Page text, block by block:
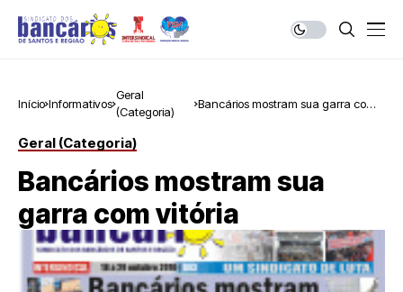
Início Informativos
Geral
(Categoria)
Bancários mostram sua garra com
Geral (Categoria)
Bancários mostram sua
garra com vitória